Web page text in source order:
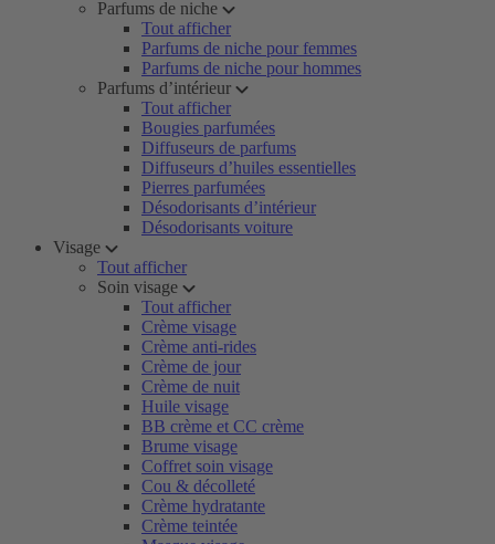
Parfums de niche
Tout afficher
Parfums de niche pour femmes
Parfums de niche pour hommes
Parfums d’intérieur
Tout afficher
Bougies parfumées
Diffuseurs de parfums
Diffuseurs d’huiles essentielles
Pierres parfumées
Désodorisants d’intérieur
Désodorisants voiture
Visage
Tout afficher
Soin visage
Tout afficher
Crème visage
Crème anti-rides
Crème de jour
Crème de nuit
Huile visage
BB crème et CC crème
Brume visage
Coffret soin visage
Cou & décolleté
Crème hydratante
Crème teintée